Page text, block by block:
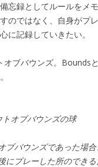
忘録としてルールをメ
のではなく、自身がプ
に記録していきたい。
オブバウンズ。Bounds
オブバウンズの球
ブバウンズであった場
にプレーした所のでき